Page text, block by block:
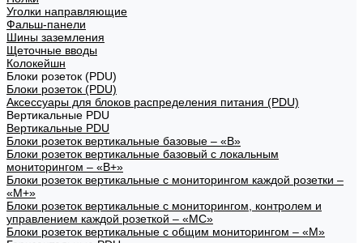
Уголки направляющие
Фальш-панели
Шины заземления
Щеточные вводы
Колокейшн
Блоки розеток (PDU)
Блоки розеток (PDU)
Аксессуары для блоков распределения питания (PDU)
Вертикальные PDU
Вертикальные PDU
Блоки розеток вертикальные базовые – «В»
Блоки розеток вертикальные базовый с локальным
мониторингом – «В+»
Блоки розеток вертикальные с мониторингом каждой розетки –
«М+»
Блоки розеток вертикальные с мониторингом, контролем и
управлением каждой розеткой – «МС»
Блоки розеток вертикальные с общим мониторингом – «М»